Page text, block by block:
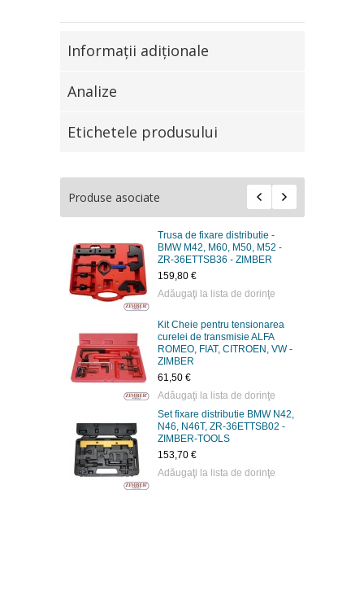
Informaţii adiţionale
Analize
Etichetele produsului
Produse asociate
Trusa de fixare distributie -
BMW M42, M60, M50, M52 -
ZR-36ETTSB36 - ZIMBER
159,80 €
Adăugaţi la lista de dorinţe
Kit Cheie pentru tensionarea
curelei de transmisie ALFA
ROMEO, FIAT, CITROEN, VW -
ZIMBER
61,50 €
Adăugaţi la lista de dorinţe
Set fixare distributie BMW N42,
N46, N46T, ZR-36ETTSB02 -
ZIMBER-TOOLS
153,70 €
Adăugaţi la lista de dorinţe